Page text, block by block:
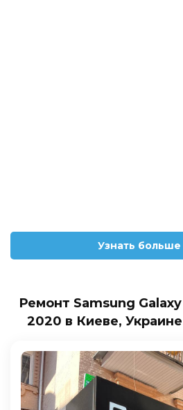
Узнать больше
Ремонт Samsung
2020 в Киеве,